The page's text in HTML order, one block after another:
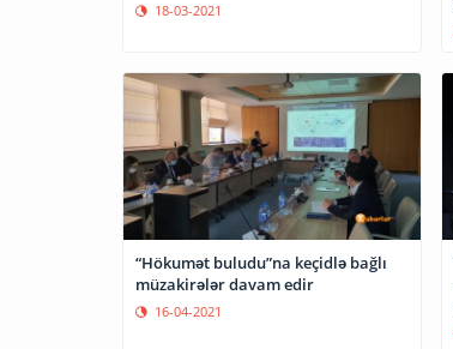
18-03-2021
“Hökumət buludu”na keçidlə bağlı
müzakirələr davam edir
16-04-2021